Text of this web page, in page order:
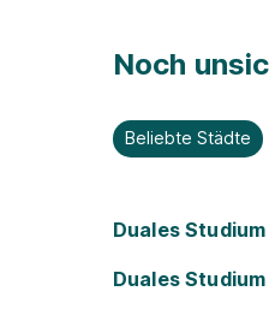
Noch
Beliebte Städte
Duales
Duales